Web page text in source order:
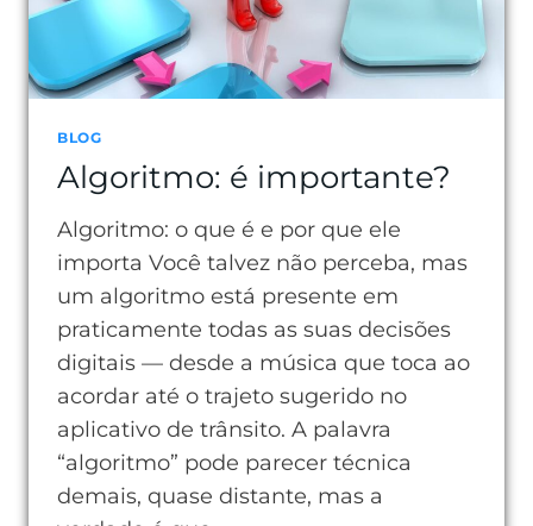
BLOG
Algoritmo: é importante?
Algoritmo: o que é e por que ele
importa Você talvez não perceba, mas
um algoritmo está presente em
praticamente todas as suas decisões
digitais — desde a música que toca ao
acordar até o trajeto sugerido no
aplicativo de trânsito. A palavra
“algoritmo” pode parecer técnica
demais, quase distante, mas a